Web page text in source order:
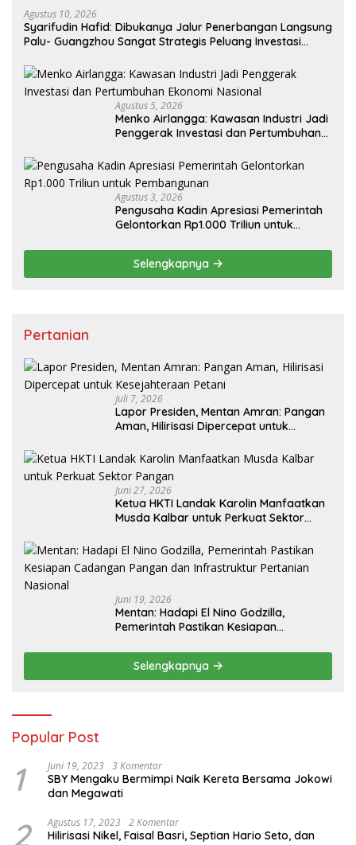
Agustus 10, 2026
Syarifudin Hafid: Dibukanya Jalur Penerbangan Langsung
Palu- Guangzhou Sangat Strategis Peluang Investasi
Agustus 5, 2026
Menko Airlangga: Kawasan Industri Jadi
Penggerak Investasi dan Pertumbuhan
Agustus 3, 2026
Pengusaha Kadin Apresiasi Pemerintah
Gelontorkan Rp1.000 Triliun untuk
Selengkapnya
Pertanian
Juli 7, 2026
Lapor Presiden, Mentan Amran: Pangan
Aman, Hilirisasi Dipercepat untuk
Juni 27, 2026
Ketua HKTI Landak Karolin Manfaatkan
Musda Kalbar untuk Perkuat Sektor
Juni 19, 2026
Mentan: Hadapi El Nino Godzilla,
Pemerintah Pastikan Kesiapan
Pertanian Nasional
Selengkapnya
Popular Post
1 Juni 19, 2023 3 Komentar
SBY Mengaku Bermimpi Naik Kereta Bersama Jokowi
dan Megawati
2 Agustus 17, 2023 2 Komentar
Hilirisasi Nikel, Faisal Basri, Septian Hario Seto, dan